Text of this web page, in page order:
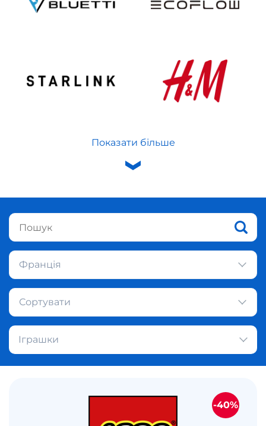
Показати більше
Франція
Сортувати
Іграшки
-40%